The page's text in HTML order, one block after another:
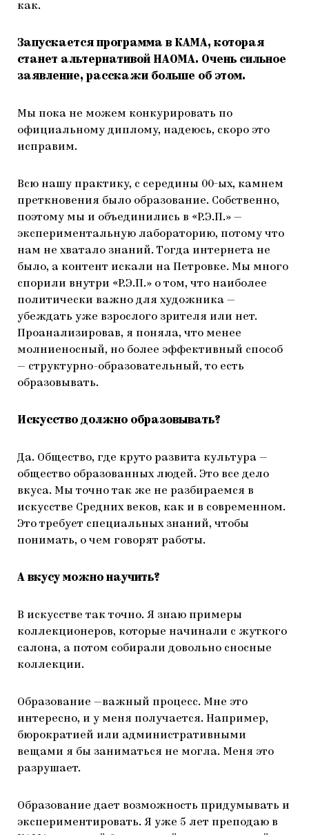
как.
Запускается программа в КАМА, которая
станет альтернативой НАОМА. Очень сильное
заявление, расскажи больше об этом.
Мы пока не можем конкурировать по
официальному диплому, надеюсь, скоро это
исправим.
Всю нашу практику, с середины 00-ых, камнем
преткновения было образование. Собственно,
поэтому мы и объединились в «Р.Э.П.» —
экспериментальную лабораторию, потому что
нам не хватало знаний. Тогда интернета не
было, а контент искали на Петровке. Мы много
спорили внутри «Р.Э.П.» о том, что наиболее
политически важно для художника —
убеждать уже взрослого зрителя или нет.
Проанализировав, я поняла, что менее
молниеносный, но более эффективный способ
— структурно-образовательный, то есть
образовывать.
Искусство должно образовывать?
Да. Общество, где круто развита культура —
общество образованных людей. Это все дело
вкуса. Мы точно так же не разбираемся в
искусстве Средних веков, как и в современном.
Это требует специальных знаний, чтобы
понимать, о чем говорят работы.
А вкусу можно научить?
В искусстве так точно. Я знаю примеры
коллекционеров, которые начинали с жуткого
салона, а потом собирали довольно сносные
коллекции.
Образование —важный процесс. Мне это
интересно, и у меня получается. Например,
бюрократией или административными
вещами я бы заниматься не могла. Меня это
разрушает.
Образование дает возможность придумывать и
экспериментировать. Я уже 5 лет преподаю в